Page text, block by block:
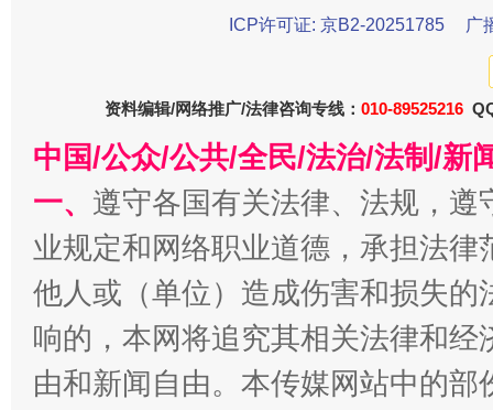
东山县通报“牛蛙产品抗生素超标问题” 法
千年窑火 生生不息 一
ICP许可证: 京B2-20251785 广
资料编辑/网络推广/法律咨询专线： 010-89525216
中国/公众/公共/全民/法治/法制/新
一、 遵守各国有关法律、法规，
业规定和网络职业道德，承担法
他人或（单位）造成伤害和损失
响的，本网将追究其相关法律和
由和新闻自由。本传媒网站中的